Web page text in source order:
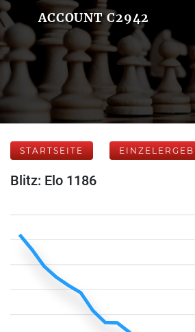
ACCOUNT C2942
STARTSEITE
Blitz: Elo 1186